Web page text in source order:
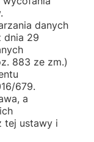
danych
dnia 29
883 ze zm.)
679.
a
tej ustawy i